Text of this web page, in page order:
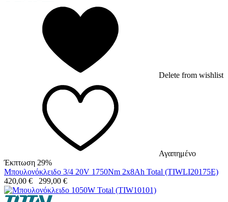
Delete from wishlist
Αγαπημένο
Έκπτωση 29%
Μπουλονόκλειδο 3/4 20V 1750Nm 2x8Ah Total (TIWLI20175E)
420,00 € 299,00 €